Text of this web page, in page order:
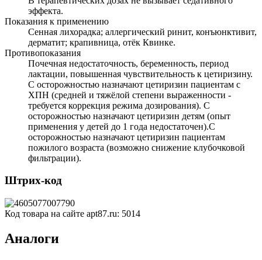
эффекта.
Показания к применению
Сенная лихорадка; аллергический ринит, конъюнктивит,
дерматит; крапивница, отёк Квинке.
Противопоказания
Почечная недостаточность, беременность, период
лактации, повышенная чувствительность к цетиризину.
С осторожностью назначают цетиризин пациентам с
ХПН (средней и тяжёлой степени выраженности -
требуется коррекция режима дозирования). С
осторожностью назначают цетиризин детям (опыт
применения у детей до 1 года недостаточен).С
осторожностью назначают цетиризин пациентам
пожилого возраста (возможно снижение клубочковой
фильтрации).
Штрих-код
Код товара на сайте apt87.ru: 5014
Аналоги